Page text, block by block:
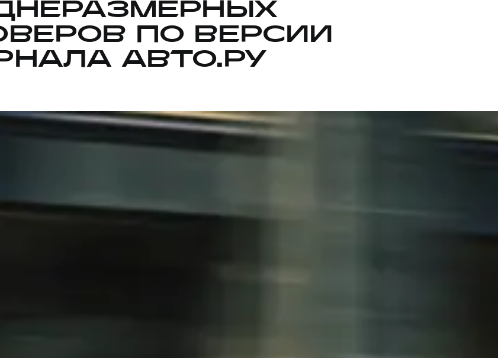
ПО ВЕРСИИ
АВТО.РУ